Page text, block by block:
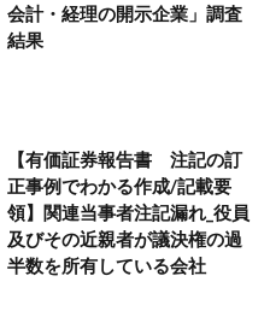
会計・経理の開示企業」調査
結果
【有価証券報告書 注記の訂
正事例でわかる作成/記載要
領】関連当事者注記漏れ_役員
及びその近親者が議決権の過
半数を所有している会社